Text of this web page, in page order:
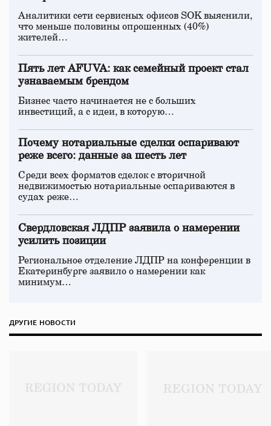
Аналитики сети сервисных офисов SOK выяснили,
что меньше половины опрошенных (40%)
жителей…
Пять лет AFUVA: как семейный проект стал
узнаваемым брендом
Бизнес часто начинается не с больших
инвестиций, а с идеи, в которую…
Почему нотариальные сделки оспаривают
реже всего: данные за шесть лет
Среди всех форматов сделок с вторичной
недвижимостью нотариальные оспариваются в
судах реже…
Свердловская ЛДПР заявила о намерении
усилить позиции
Региональное отделение ЛДПР на конференции в
Екатеринбурге заявило о намерении как
минимум…
ДРУГИЕ НОВОСТИ